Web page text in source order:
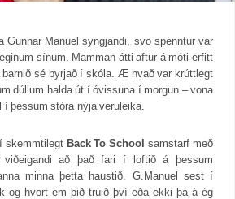
Gunnar Manuel syngjandi, svo spenntur var
sínum. Mamman átti aftur á móti erfitt
barnið sé byrjað í skóla. Æ hvað var krúttlegt
dúllum halda út í óvissuna í morgun – vona
þessum stóra nýja veruleika.
skemmtilegt Back To School samstarf með
viðeigandi að það fari í loftið á þessum
minna þetta haustið. G.Manuel sest í
og hvort em þið trúið því eða ekki þá á ég